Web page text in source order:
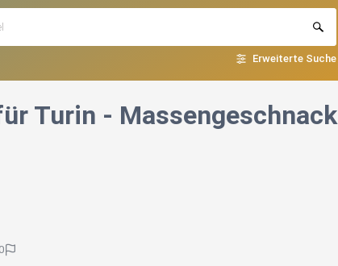
Erweiterte Suche
Turin - Massengeschnack
0